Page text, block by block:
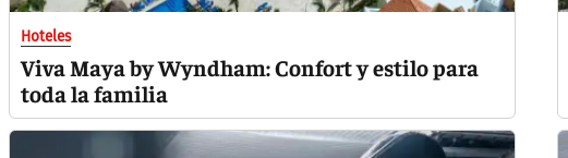
Hoteles
Viva Maya by Wyndham: Confort y estilo para
toda la familia